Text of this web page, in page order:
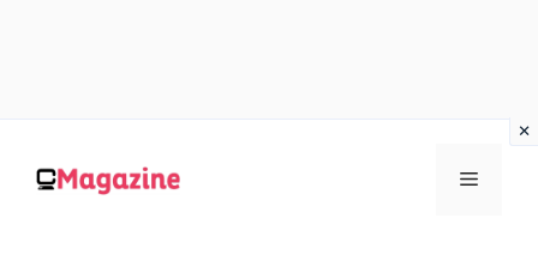
contenuto
MENU